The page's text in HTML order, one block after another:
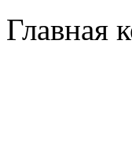
Главная